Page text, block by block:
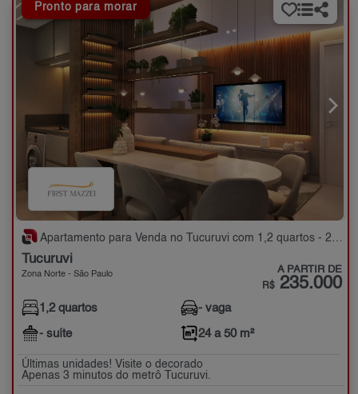
Pronto para morar
Apartamento para Venda no Tucuruvi com 1,2 quartos - 24 a 50 m²
Tucuruvi
Zona Norte - São Paulo A PARTIR DE
R$ 235.000
1,2 quartos
- suíte
- vaga
24 a 50 m²
Últimas unidades! Visite o decorado
Apenas 3 minutos do metrô Tucuruvi.